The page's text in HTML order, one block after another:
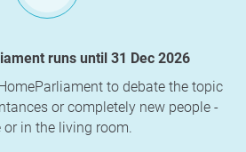
runs until 31 Dec 2026
to debate the topic
or completely new people -
or in the living room.